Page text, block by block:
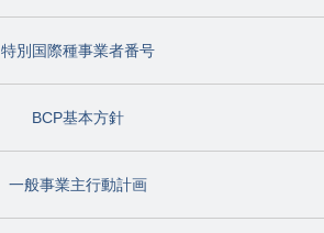
特別国際種事業者番号
BCP基本方針
一般事業主行動計画